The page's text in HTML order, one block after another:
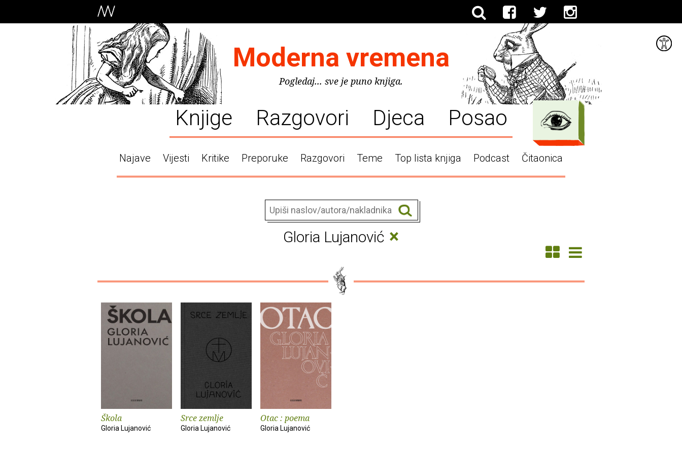
Moderna vremena
Pogledaj... sve je puno knjiga.
Knjige Razgovori Djeca Posao
Najave Vijesti Kritike Preporuke Razgovori Teme Top lista knjiga Podcast Čitaonica
Gloria Lujanović ×
Škola
Gloria Lujanović
Srce zemlje
Gloria Lujanović
Otac : poema
Gloria Lujanović